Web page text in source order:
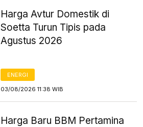
Harga Avtur Domestik di
Soetta Turun Tipis pada
Agustus 2026
ENERGI
03/08/2026 11:38 WIB
Harga Baru BBM Pertamina